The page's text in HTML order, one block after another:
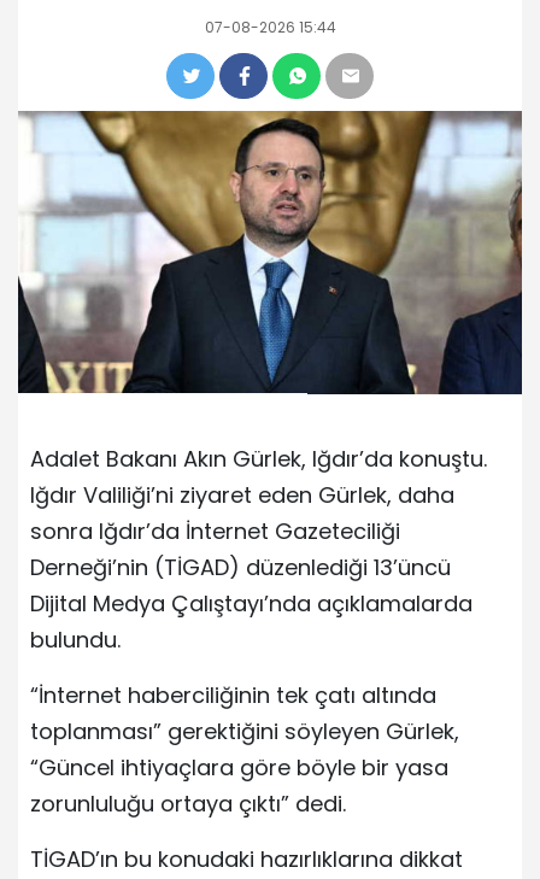
07-08-2026 15:44
Adalet Bakanı Akın Gürlek, Iğdır’da konuştu.
Iğdır Valiliği’ni ziyaret eden Gürlek, daha
sonra Iğdır’da İnternet Gazeteciliği
Derneği’nin (TİGAD) düzenlediği 13’üncü
Dijital Medya Çalıştayı’nda açıklamalarda
bulundu.
“İnternet haberciliğinin tek çatı altında
toplanması” gerektiğini söyleyen Gürlek,
“Güncel ihtiyaçlara göre böyle bir yasa
zorunluluğu ortaya çıktı” dedi.
TİGAD’ın bu konudaki hazırlıklarına dikkat